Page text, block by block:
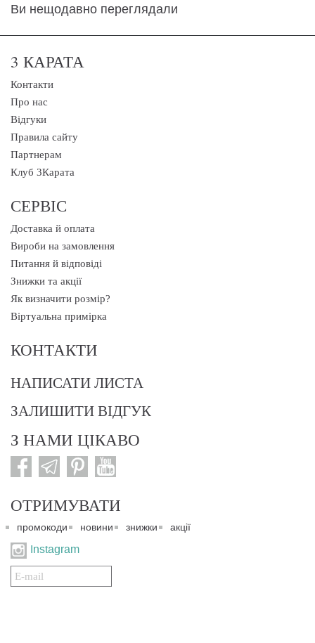
Ви нещодавно переглядали
3 КАРАТА
Контакти
Про нас
Відгуки
Правила сайту
Партнерам
Клуб 3Карата
СЕРВІС
Доставка й оплата
Вироби на замовлення
Питання й відповіді
Знижки та акції
Як визначити розмір?
Віртуальна примірка
КОНТАКТИ
НАПИСАТИ ЛИСТА
ЗАЛИШИТИ ВІДГУК
З НАМИ ЦІКАВО
ОТРИМУВАТИ
промокоди новини знижки акції
Instagram
Подписаться
на